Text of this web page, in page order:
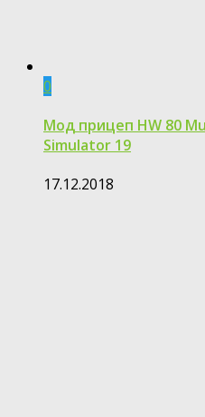
0
Мод прицеп HW 80
Simulator 19
17.12.2018